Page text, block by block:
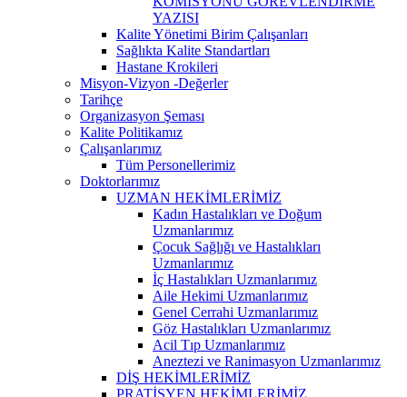
YAZISI
Kalite Yönetimi Birim Çalışanları
Sağlıkta Kalite Standartları
Hastane Krokileri
Misyon-Vizyon -Değerler
Tarihçe
Organizasyon Şeması
Kalite Politikamız
Çalışanlarımız
Tüm Personellerimiz
Doktorlarımız
UZMAN HEKİMLERİMİZ
Kadın Hastalıkları ve Doğum
Uzmanlarımız
Çocuk Sağlığı ve Hastalıkları
Uzmanlarımız
İç Hastalıkları Uzmanlarımız
Aile Hekimi Uzmanlarımız
Genel Cerrahi Uzmanlarımız
Göz Hastalıkları Uzmanlarımız
Acil Tıp Uzmanlarımız
Aneztezi ve Ranimasyon Uzmanlarımız
DİŞ HEKİMLERİMİZ
PRATİSYEN HEKİMLERİMİZ